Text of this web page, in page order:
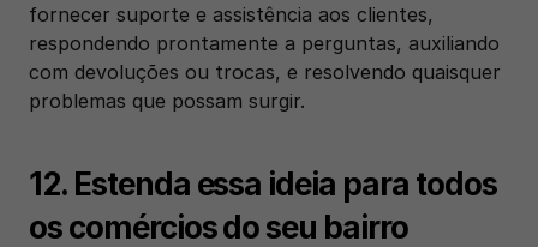
fornecer suporte e assistência aos clientes,
respondendo prontamente a perguntas, auxiliando
com devoluções ou trocas, e resolvendo quaisquer
problemas que possam surgir.
12. Estenda essa ideia para todos
os comércios do seu bairro